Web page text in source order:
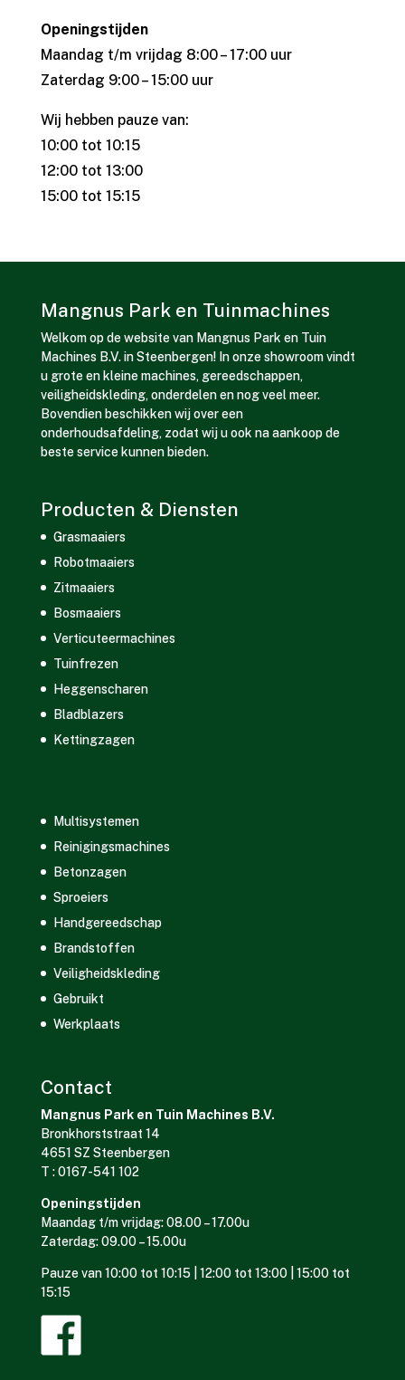
Openingstijden
Maandag t/m vrijdag 8:00 – 17:00 uur
Zaterdag 9:00 – 15:00 uur
Wij hebben pauze van:
10:00 tot 10:15
12:00 tot 13:00
15:00 tot 15:15
Mangnus Park en Tuinmachines
Welkom op de website van Mangnus Park en Tuin
Machines B.V. in Steenbergen! In onze showroom vindt
u grote en kleine machines, gereedschappen,
veiligheidskleding, onderdelen en nog veel meer.
Bovendien beschikken wij over een
onderhoudsafdeling, zodat wij u ook na aankoop de
beste service kunnen bieden.
Producten & Diensten
Grasmaaiers
Robotmaaiers
Zitmaaiers
Bosmaaiers
Verticuteermachines
Tuinfrezen
Heggenscharen
Bladblazers
Kettingzagen
Multisystemen
Reinigingsmachines
Betonzagen
Sproeiers
Handgereedschap
Brandstoffen
Veiligheidskleding
Gebruikt
Werkplaats
Contact
Mangnus Park en Tuin Machines B.V.
Bronkhorststraat 14
4651 SZ Steenbergen
T : 0167-541 102
Openingstijden
Maandag t/m vrijdag: 08.00 – 17.00u
Zaterdag: 09.00 – 15.00u
Pauze van 10:00 tot 10:15 | 12:00 tot 13:00 | 15:00 tot
15:15